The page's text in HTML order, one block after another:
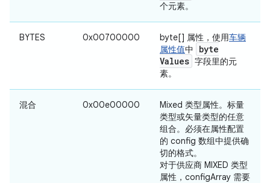
个元素。
BYTES 0x00700000 byte[] 属性，使用车辆
属性值中
byte
Values 字段里的元
素。
混合 0x00e00000
Mixed 类型属性。标量
类型或矢量类型的任意
组合。必须在属性配置
的 config 数组中提供确
切的格式。
对于供应商 MIXED 类型
属性，configArray 需要